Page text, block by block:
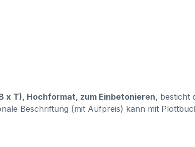
x T), Hochformat, zum Einbetonieren, besticht
Beschriftung (mit Aufpreis) kann mit